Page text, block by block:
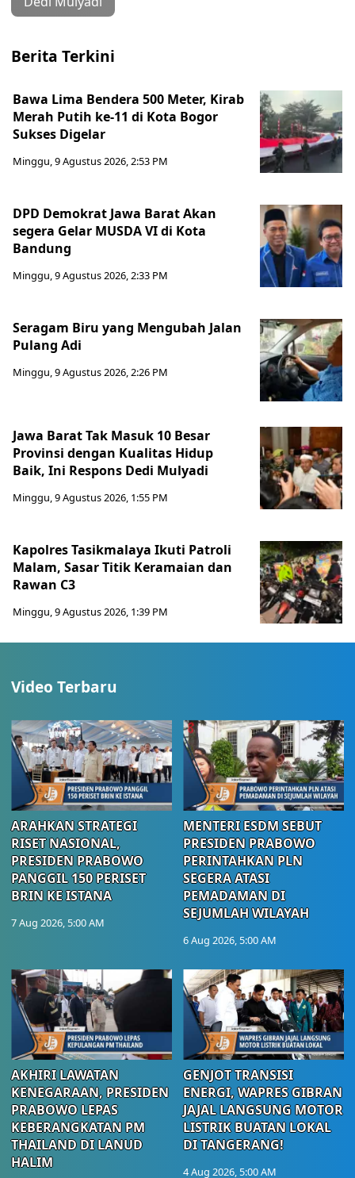
Berita Terkini
Bawa Lima Bendera 500 Meter, Kirab
Merah Putih ke-11 di Kota Bogor
Sukses Digelar
Minggu, 9 Agustus 2026, 2:53 PM
DPD Demokrat Jawa Barat Akan
segera Gelar MUSDA VI di Kota
Bandung
Minggu, 9 Agustus 2026, 2:33 PM
Seragam Biru yang Mengubah Jalan
Pulang Adi
Minggu, 9 Agustus 2026, 2:26 PM
Jawa Barat Tak Masuk 10 Besar
Provinsi dengan Kualitas Hidup
Baik, Ini Respons Dedi Mulyadi
Minggu, 9 Agustus 2026, 1:55 PM
Kapolres Tasikmalaya Ikuti Patroli
Malam, Sasar Titik Keramaian dan
Rawan C3
Minggu, 9 Agustus 2026, 1:39 PM
Video Terbaru
ARAHKAN STRATEGI
RISET NASIONAL,
PRESIDEN PRABOWO
PANGGIL 150 PERISET
BRIN KE ISTANA
7 Aug 2026, 5:00 AM
MENTERI ESDM SEBUT
PRESIDEN PRABOWO
PERINTAHKAN PLN
SEGERA ATASI
PEMADAMAN DI
SEJUMLAH WILAYAH
6 Aug 2026, 5:00 AM
AKHIRI LAWATAN
KENEGARAAN, PRESIDEN
PRABOWO LEPAS
KEBERANGKATAN PM
THAILAND DI LANUD
HALIM
GENJOT TRANSISI
ENERGI, WAPRES GIBRAN
JAJAL LANGSUNG MOTOR
LISTRIK BUATAN LOKAL
DI TANGERANG!
4 Aug 2026, 5:00 AM